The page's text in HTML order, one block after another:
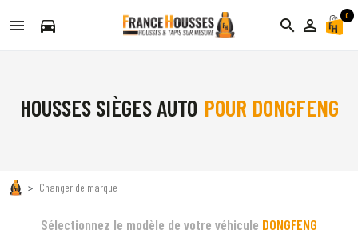
directions_car search person_outline
0
HOUSSES SIÈGES AUTO POUR DONGFENG
Changer de marque
Sélectionnez le modèle de votre véhicule DONGFENG